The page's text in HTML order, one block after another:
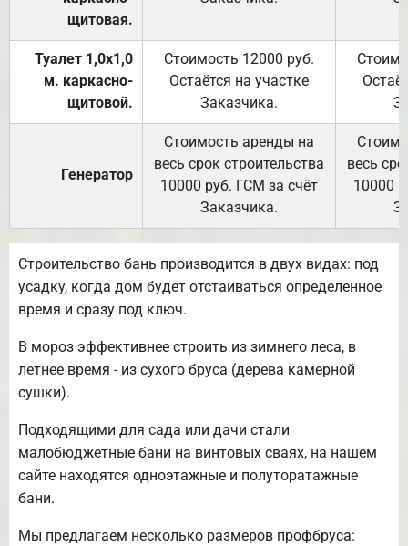
щитовая.
Туалет 1,0х1,0
м. каркасно-
щитовой.
Стоимость 12000 руб.
Остаётся на участке
Заказчика.
Генератор
Стоимость аренды на
весь срок строительства
10000 руб. ГСМ за счёт
Заказчика.
весь
10000
Строительство бань производится в двух видах: под
усадку, когда дом будет отстаиваться определенное
время и сразу под ключ.
В мороз эффективнее строить из зимнего леса, в
летнее время - из сухого бруса (дерева камерной
сушки).
Подходящими для сада или дачи стали
малобюджетные бани на винтовых сваях, на нашем
сайте находятся одноэтажные и полуторатажные
бани.
Мы предлагаем несколько размеров профбруса: